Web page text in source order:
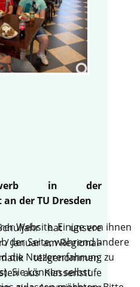
in der
der TU Dresden
hat unsere
/ Januar am Regional-
teilgenommen.
aus Klassenstufe
Website. Einige von ihnen
der Seite, während andere
die Nutzererfahrung zu
Sie können selbst